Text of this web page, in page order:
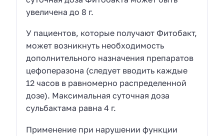
увеличена до 8 г.
У пациентов, которые получают Фитобакт,
может возникнуть необходимость
дополнительного назначения препаратов
цефоперазона (следует вводить каждые
12 часов в равномерно распределенной
дозе). Максимальная суточная доза
сульбактама равна 4 г.
Применение при нарушении функции